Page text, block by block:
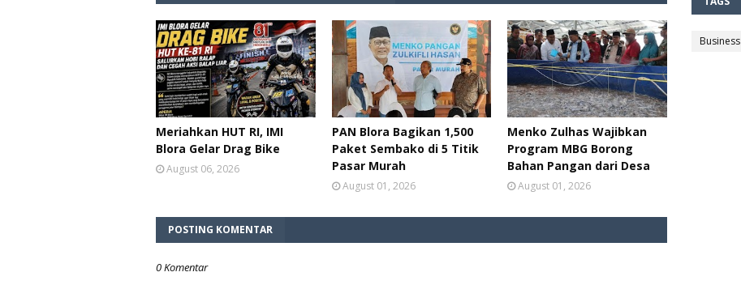
Meriahkan HUT RI, IMI
Blora Gelar Drag Bike
August 06, 2026
PAN Blora Bagikan 1,500
Paket Sembako di 5 Titik
Pasar Murah
August 01, 2026
Menko Zulhas Wajibkan
Program MBG Borong
Bahan Pangan dari Desa
August 01, 2026
POSTING KOMENTAR
0 Komentar
Business